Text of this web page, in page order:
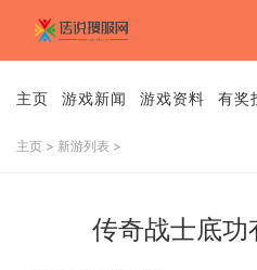
主页 游戏新闻 游戏资料 有奖
主页 > 新游列表 >
传奇战士底功